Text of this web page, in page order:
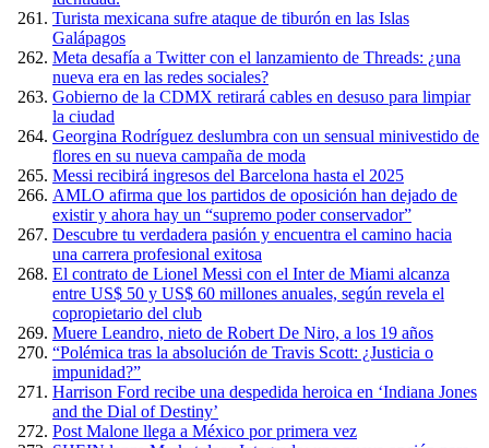
Turista mexicana sufre ataque de tiburón en las Islas
Galápagos
Meta desafía a Twitter con el lanzamiento de Threads: ¿una
nueva era en las redes sociales?
Gobierno de la CDMX retirará cables en desuso para limpiar
la ciudad
Georgina Rodríguez deslumbra con un sensual minivestido de
flores en su nueva campaña de moda
Messi recibirá ingresos del Barcelona hasta el 2025
AMLO afirma que los partidos de oposición han dejado de
existir y ahora hay un “supremo poder conservador”
Descubre tu verdadera pasión y encuentra el camino hacia
una carrera profesional exitosa
El contrato de Lionel Messi con el Inter de Miami alcanza
entre US$ 50 y US$ 60 millones anuales, según revela el
copropietario del club
Muere Leandro, nieto de Robert De Niro, a los 19 años
“Polémica tras la absolución de Travis Scott: ¿Justicia o
impunidad?”
Harrison Ford recibe una despedida heroica en ‘Indiana Jones
and the Dial of Destiny’
Post Malone llega a México por primera vez